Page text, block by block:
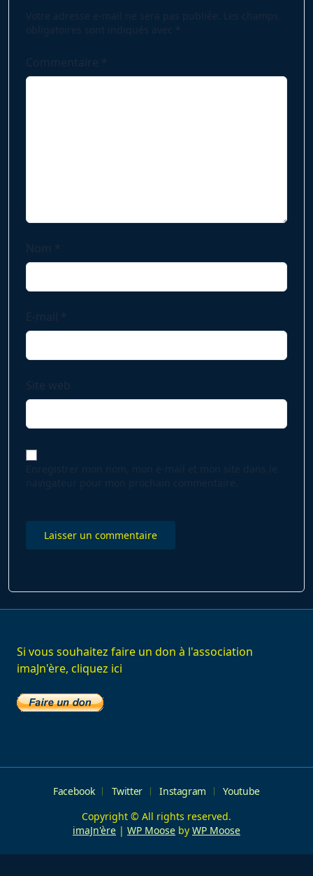
Votre adresse e-mail ne sera pas publiée. Les champs
obligatoires sont indiqués avec *
Commentaire *
Nom *
E-mail *
Site web
Enregistrer mon nom, mon e-mail et mon site dans le
navigateur pour mon prochain commentaire.
Si vous souhaitez faire un don à l'association
imaJn'ère, cliquez ici
Facebook Twitter Instagram
Youtube
Copyright © All rights reserved.
imaJn'ère | WP Moose by WP Moose